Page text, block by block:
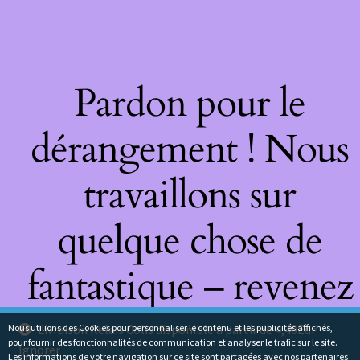
Livraison Relais Colis disponible à partir de 4,40Eur
Ignorer
Pardon pour le
dérangement ! Nous
travaillons sur
quelque chose de
fantastique – revenez
bientôt !
Nous utilions des Cookies pour personnaliser le contenu et les publicités affichés,
pour fournir des fonctionnalités de communication et analyser le trafic sur le site.
Les informations de votre navigation sur ce site sont partagées avec nos partenaires